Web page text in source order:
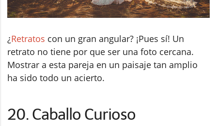
¿Retratos con un gran angular? ¡Pues sí! Un
retrato no tiene por que ser una foto cercana.
Mostrar a esta pareja en un paisaje tan amplio
ha sido todo un acierto.
20. Caballo Curioso